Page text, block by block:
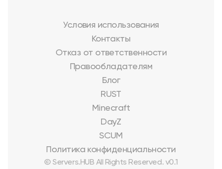
Условия использования
Контакты
Отказ от ответственности
Правообладателям
Блог
RUST
Minecraft
DayZ
SCUM
Политика конфиденциальности
© Servers.HUB All Rights Reserved. v0.1